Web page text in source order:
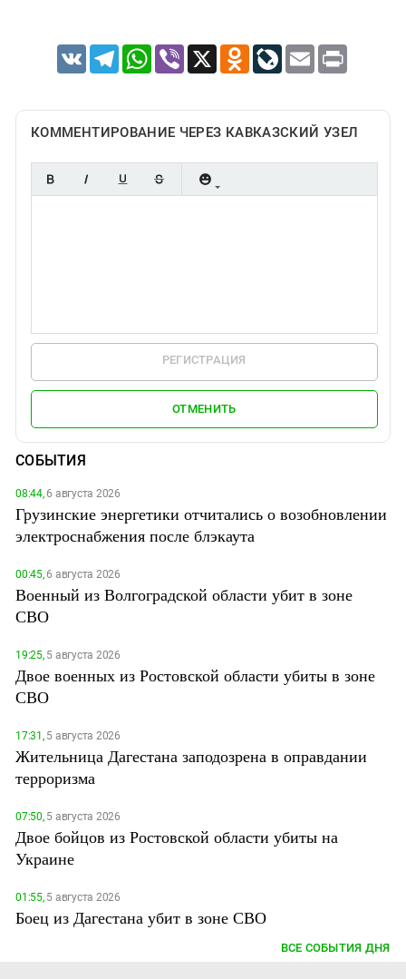
VK TelegramWhatsApp
Viber X Odnoklassniki
LiveJournal
Email Print
КОММЕНТИРОВАНИЕ ЧЕРЕЗ КАВКАЗСКИЙ УЗЕЛ
РЕГИСТРАЦИЯ
ОТМЕНИТЬ
СОБЫТИЯ
08:44,6 августа 2026
Грузинские энергетики отчитались о возобновлении
электроснабжения после блэкаута
00:45,6 августа 2026
Военный из Волгоградской области убит в зоне
СВО
19:25,5 августа 2026
Двое военных из Ростовской области убиты в зоне
СВО
17:31,5 августа 2026
Жительница Дагестана заподозрена в оправдании
терроризма
07:50,5 августа 2026
Двое бойцов из Ростовской области убиты на
Украине
01:55,5 августа 2026
Боец из Дагестана убит в зоне СВО
ВСЕ СОБЫТИЯ ДНЯ